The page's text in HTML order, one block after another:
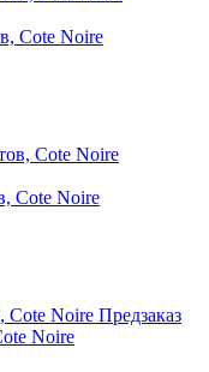
Cote Noire
Cote Noire
Предзаказ
Noire